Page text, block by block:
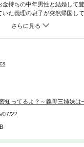
持ちの中年男性と結婚して
た義理の息子が突然帰国して
うことになる…
知ってるよ？～義母三姉妹は
07/22